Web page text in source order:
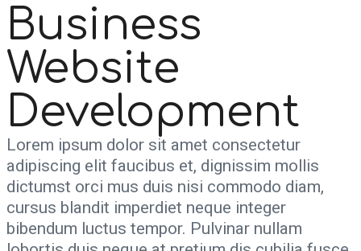
Business
Website
Development
Lorem ipsum dolor sit amet consectetur
adipiscing elit faucibus et, dignissim mollis
dictumst orci mus duis nisi commodo diam,
cursus blandit imperdiet neque integer
bibendum luctus tempor. Pulvinar nullam